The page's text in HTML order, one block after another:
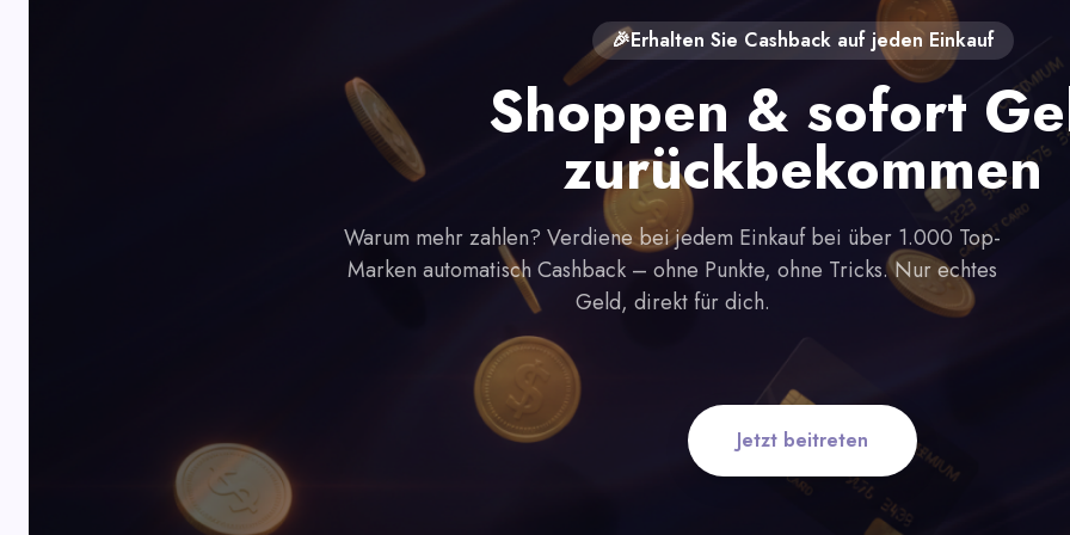
🎉Erhalten Sie Cashback auf jeden Einkauf
Shoppen & sofort
zurückbekommen
Warum mehr zahlen? Verdiene bei jedem Einkauf bei über 1.000 Top-
Marken automatisch Cashback – ohne Punkte, ohne Tricks. Nur echtes
Geld, direkt für dich.
Jetzt beitreten